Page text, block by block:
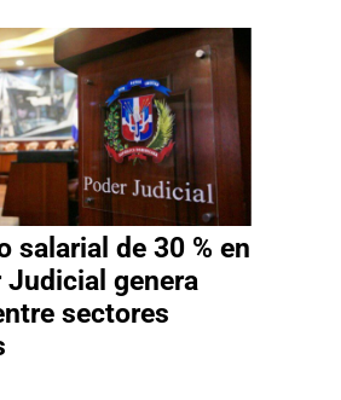
salarial de 30 % en
Judicial genera
sectores